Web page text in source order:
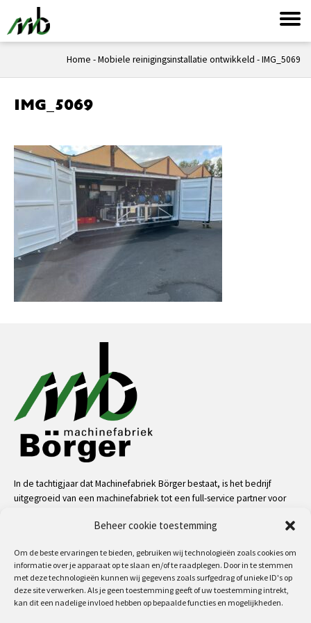
Beheer cookie toestemming
Om de beste ervaringen te bieden, gebruiken wij technologieën zoals cookies om
informatie over je apparaat op te slaan en/of te raadplegen. Door in te stemmen
met deze technologieën kunnen wij gegevens zoals surfgedrag of unieke ID's op
deze site verwerken. Als je geen toestemming geeft of uw toestemming intrekt,
kan dit een nadelige invloed hebben op bepaalde functies en mogelijkheden.
Home -Mobiele reinigingsinstallatie ontwikkeld -IMG_5069
IMG_5069
In de tachtigjaar dat Machinefabriek Börger bestaat, is het bedrijf
uitgegroeid van een machinefabriek tot een full-service partner voor
bijna alle uitdagingen aan op het gebied van service, machinale
meer